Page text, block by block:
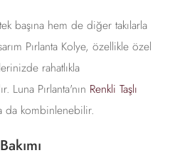
başına hem de diğer takılarla
Pırlanta Kolye, özellikle özel
rahatlıkla
Luna Pırlanta'nın Renkli Taşlı
da kombinlenebilir.